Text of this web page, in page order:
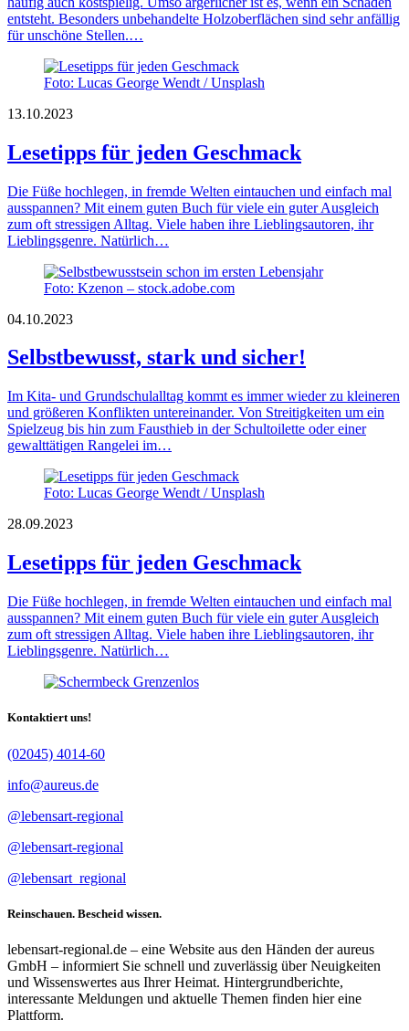
entsteht. Besonders unbehandelte Holzoberflächen sind sehr anfällig
für unschöne Stellen.…
Foto: Lucas George Wendt / Unsplash
13.10.2023
Lesetipps für jeden Geschmack
Die Füße hochlegen, in fremde Welten eintauchen und einfach mal
ausspannen? Mit einem guten Buch für viele ein guter Ausgleich
zum oft stressigen Alltag. Viele haben ihre Lieblingsautoren, ihr
Lieblingsgenre. Natürlich…
Foto: Kzenon – stock.adobe.com
04.10.2023
Selbstbewusst, stark und sicher!
Im Kita- und Grundschulalltag kommt es immer wieder zu kleineren
und größeren Konflikten untereinander. Von Streitigkeiten um ein
Spielzeug bis hin zum Fausthieb in der Schultoilette oder einer
gewalttätigen Rangelei im…
Foto: Lucas George Wendt / Unsplash
28.09.2023
Lesetipps für jeden Geschmack
Die Füße hochlegen, in fremde Welten eintauchen und einfach mal
ausspannen? Mit einem guten Buch für viele ein guter Ausgleich
zum oft stressigen Alltag. Viele haben ihre Lieblingsautoren, ihr
Lieblingsgenre. Natürlich…
Kontaktiert uns!
(02045) 4014-60
info@aureus.de
@lebensart-regional
@lebensart-regional
@lebensart_regional
Reinschauen. Bescheid wissen.
lebensart-regional.de – eine Website aus den Händen der aureus
GmbH – informiert Sie schnell und zuverlässig über Neuigkeiten
und Wissenswertes aus Ihrer Heimat. Hintergrundberichte,
interessante Meldungen und aktuelle Themen finden hier eine
Plattform.